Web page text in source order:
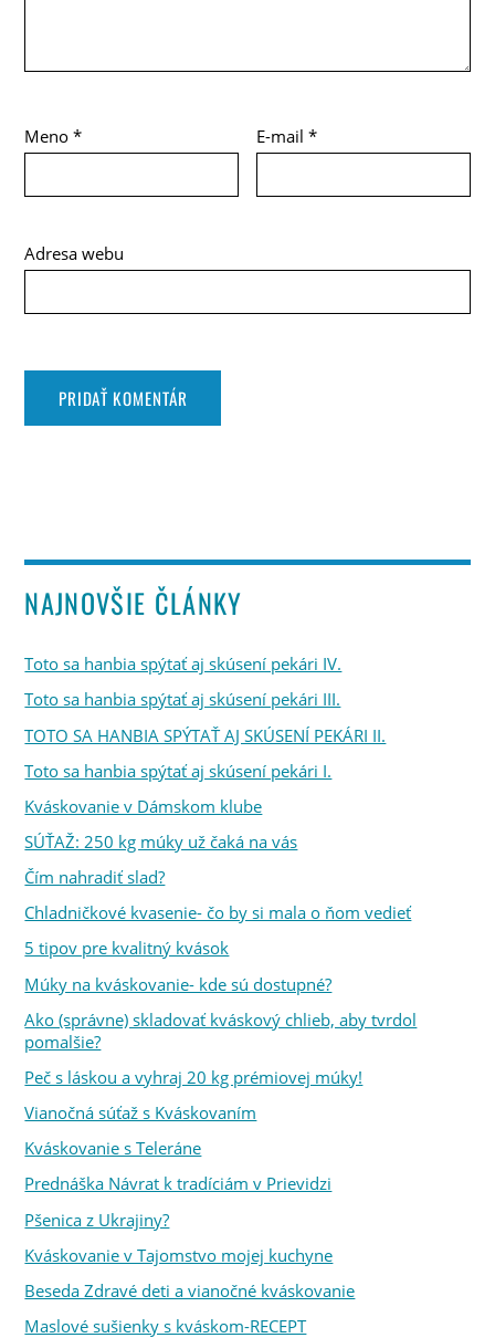
Meno* E-mail*
Adresa webu
NAJNOVŠIE ČLÁNKY
Toto sa hanbia spýtať aj skúsení pekári IV.
Toto sa hanbia spýtať aj skúsení pekári III.
TOTO SA HANBIA SPÝTAŤ AJ SKÚSENÍ PEKÁRI II.
Toto sa hanbia spýtať aj skúsení pekári I.
Kváskovanie v Dámskom klube
SÚŤAŽ: 250 kg múky už čaká na vás
Čím nahradiť slad?
Chladničkové kvasenie- čo by si mala o ňom vedieť
5 tipov pre kvalitný kvások
Múky na kváskovanie- kde sú dostupné?
Ako (správne) skladovať kváskový chlieb, aby tvrdol
pomalšie?
Peč s láskou a vyhraj 20 kg prémiovej múky!
Vianočná súťaž s Kváskovaním
Kváskovanie s Teleráne
Prednáška Návrat k tradíciám v Prievidzi
Pšenica z Ukrajiny?
Kváskovanie v Tajomstvo mojej kuchyne
Beseda Zdravé deti a vianočné kváskovanie
Maslové sušienky s kváskom-RECEPT